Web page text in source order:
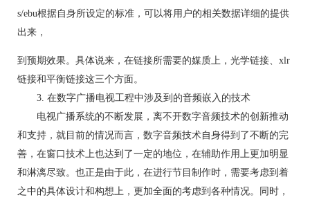
s/ebu根据自身所设定的标准，可以将用户的相关数据详细的提供
出来，
到预期效果。具体说来，在链接所需要的媒质上，光学链接、xlr
链接和平衡链接这三个方面。
3. 在数字广播电视工程中涉及到的音频嵌入的技术
电视广播系统的不断发展，离不开数字音频技术的创新推动
和支持，就目前的情况而言，数字音频技术自身得到了不断的完
善，在窗口技术上也达到了一定的地位，在辅助作用上更加明显
和淋漓尽致。也正是由于此，在进行节目制作时，需要考虑到着
之中的具体设计和构想上，更加全面的考虑到各种情况。同时，